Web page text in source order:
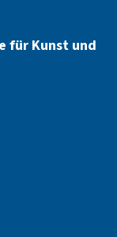
für Kunst und